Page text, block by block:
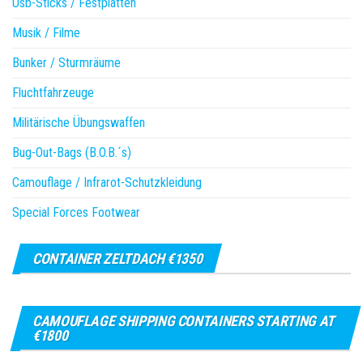
Musik / Filme
Bunker / Sturmräume
Fluchtfahrzeuge
Militärische Übungswaffen
Bug-Out-Bags (B.O.B.´s)
Camouflage / Infrarot-Schutzkleidung
Special Forces Footwear
CONTAINER ZELTDACH €1350
CAMOUFLAGE SHIPPING CONTAINERS STARTING AT
€1800